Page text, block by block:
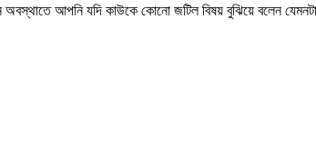
আপনি যদি কাউকে কোনো জটিল বিষয় বুঝিয়ে বলেন যেমনটা